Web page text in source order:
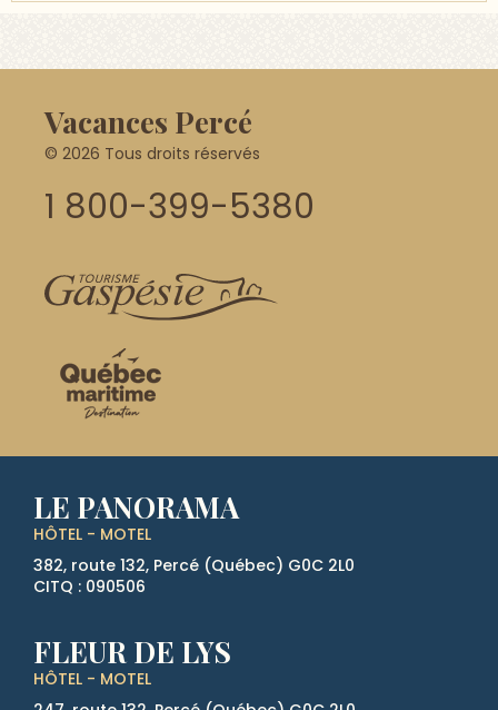
Vacances Percé
© 2026 Tous droits réservés
1 800-399-5380
LE PANORAMA
HÔTEL - MOTEL
382, route 132, Percé (Québec) G0C 2L0
CITQ : 090506
FLEUR DE LYS
HÔTEL - MOTEL